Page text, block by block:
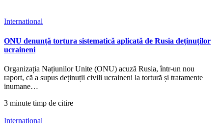
International
ONU denunță tortura sistematică aplicată de Rusia deținuților
ucraineni
Organizația Națiunilor Unite (ONU) acuză Rusia, într-un nou
raport, că a supus deținuții civili ucraineni la tortură și tratamente
inumane…
3 minute timp de citire
International